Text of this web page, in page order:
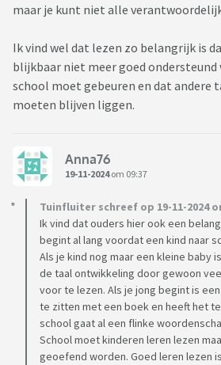
maar je kunt niet alle
Ik vind wel dat lezen zo belangrijk is
blijkbaar niet meer goed
school moet gebeuren en dat andere
moeten blijven liggen.
Anna76
19-11-2024om 09:37
Tuinfluiter schreef op 19-11-2024
Ik vind dat ouders hier ook een
begint al lang voordat een kind naar
Als je kind nog maar een kleine baby
de taal ontwikkeling door gewoon
voor te lezen. Als je jong begint is
te zitten met een boek en heeft het
school gaat al een flinke
School moet kinderen leren lezen
geoefend worden. Goed leren lezen